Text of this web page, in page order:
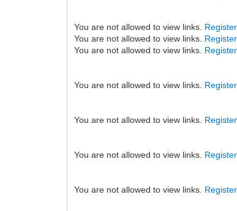
You are not allowed to view links. Register
You are not allowed to view links. Register
You are not allowed to view links. Register
You are not allowed to view links. Register
You are not allowed to view links. Register
You are not allowed to view links. Register
You are not allowed to view links. Register